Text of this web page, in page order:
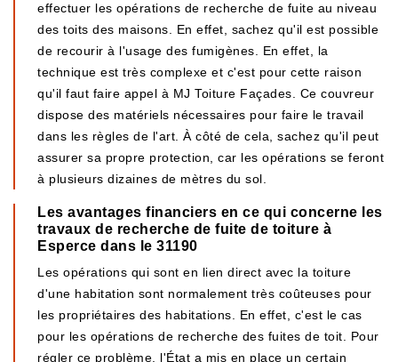
effectuer les opérations de recherche de fuite au niveau
des toits des maisons. En effet, sachez qu'il est possible
de recourir à l'usage des fumigènes. En effet, la
technique est très complexe et c'est pour cette raison
qu'il faut faire appel à MJ Toiture Façades. Ce couvreur
dispose des matériels nécessaires pour faire le travail
dans les règles de l'art. À côté de cela, sachez qu'il peut
assurer sa propre protection, car les opérations se feront
à plusieurs dizaines de mètres du sol.
Les avantages financiers en ce qui concerne les
travaux de recherche de fuite de toiture à
Esperce dans le 31190
Les opérations qui sont en lien direct avec la toiture
d'une habitation sont normalement très coûteuses pour
les propriétaires des habitations. En effet, c'est le cas
pour les opérations de recherche des fuites de toit. Pour
régler ce problème, l'État a mis en place un certain